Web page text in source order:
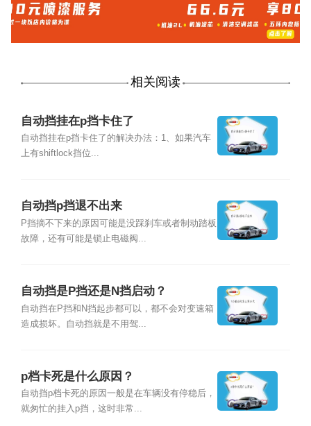
相关阅读
自动挡挂在p挡卡住了
自动挡挂在p挡卡住了的解决办法：1、如果汽车
上有shiftlock挡位...
自动挡p挡退不出来
P挡摘不下来的原因可能是没踩刹车或者制动踏板
故障，还有可能是锁止电磁阀...
自动挡是P挡还是N挡启动？
自动挡在P挡和N挡起步都可以，都不会对变速箱
造成损坏。自动挡就是不用驾...
p档卡死是什么原因？
自动挡p档卡死的原因一般是在车辆没有停稳后，
就匆忙的挂入p挡，这时非常...